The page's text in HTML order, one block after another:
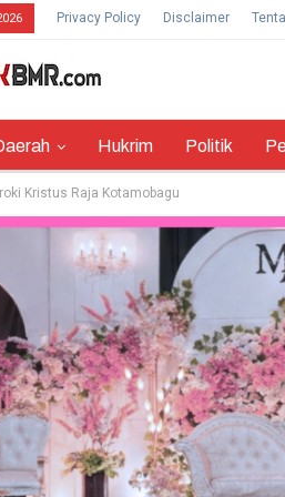
Privacy Policy Disclaimer
Hukrim Politik
Kristus Raja Kotamobagu